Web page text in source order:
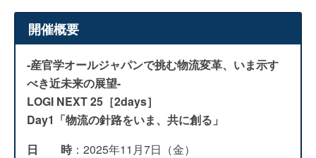
開催概要
-産官学オールジャパンで挑む物流変革、いま示す
べき近未来の展望-
LOGI NEXT 25［2days］
Day1「物流の針路をいま、共に創る」
日 時：2025年11月7日（金）